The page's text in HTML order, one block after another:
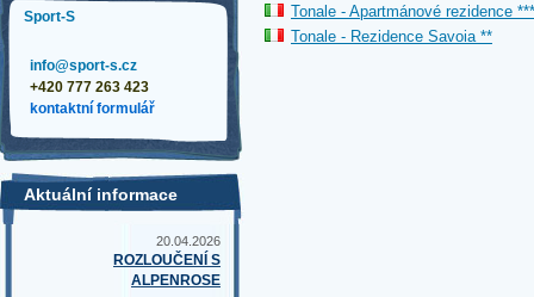
Tonale - Apartmánové rezidence ***
Tonale - Rezidence Savoia **
Sport-S
info@sport-s.cz
+420 777 263 423
kontaktní formulář
Aktuální informace
20.04.2026
ROZLOUČENÍ S
ALPENROSE